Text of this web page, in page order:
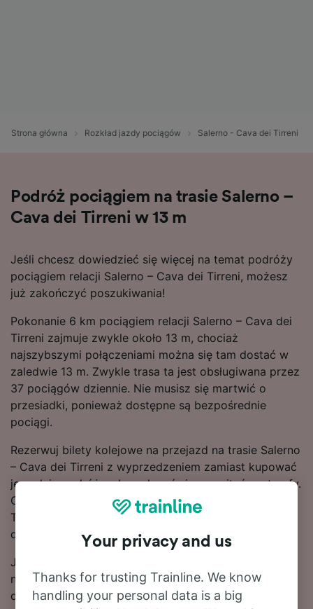
Strona główna Rozkład jazdy pociągów Salerno - Cava dei Tirreni
Podróż pociągiem na trasie Salerno –
Cava dei Tirreni w 13 m
Jeśli chcesz dowiedzieć się więcej na temat podróży
pociągiem relacji Salerno – Cava dei Tirreni, możesz
już zakończyć poszukiwania!
Pokonanie 6 km pociągiem relacji Salerno – Cava dei
Tirreni zajmuje zwykle około 13 m, chociaż
najszybszymi połączeniami można się tam dostać w
zaledwie 13 m. Zwykle trasa ta jest obsługiwana przez
37 pociągów dziennie. Nie musisz się martwić o
przesiadki, ponieważ dostępne są bezpośrednie
pociągi.
Rezerwuj bilety kolejowe na przejazd na trasie Salerno
– Cava dei Tirreni z wyprzedzeniem zamiast kupować
je w dniu podróży, aby załapać się na najtańsze taryfy.
Ceny biletów na przejazd na trasie Salerno – Cava dei
Tirreni można znaleźć za pomocą naszego narzędzia
do planowania podróży.
Jeśli chcesz dokonać rezerwacji, już dziś poszukaj w
naszym serwisie tanich biletów kolejowych. Czytaj
dalej, aby znaleźć więcej informacji na temat podróży
Your privacy and us
Thanks for trusting Trainline. We know
handling your personal data is a big